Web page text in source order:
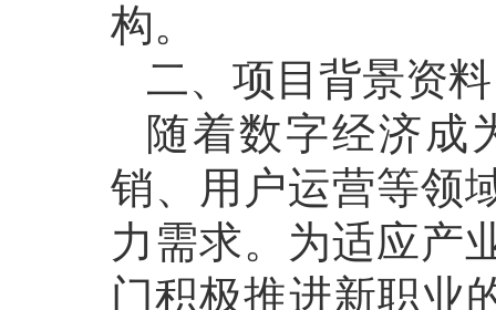
构。
二、项目背景资料
随着数字经济成
销、用户运营等领
力需求。为适应产
门积极推进新职业